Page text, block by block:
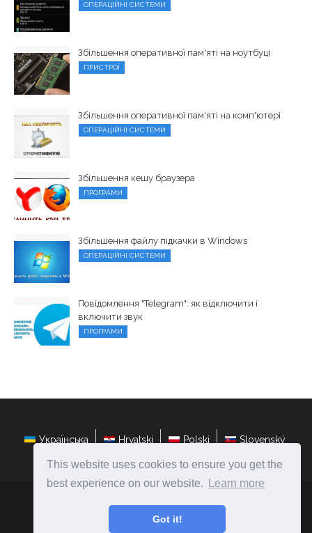
This website uses cookies to ensure you get the
best experience on our website.
Learn more
Got it!
ОПЕРАЦІЙНІ СИСТЕМИ
Збільшення оперативної пам'яті на ноутбуці
ПРИСТРОЇ
Збільшення оперативної пам'яті на комп'ютері
ОПЕРАЦІЙНІ СИСТЕМИ
Збільшення кешу браузера
ПРОГРАМИ
Збільшення файлу підкачки в Windows
ОПЕРАЦІЙНІ СИСТЕМИ
Повідомлення "Telegram": як відключити і
включити звук
ПРОГРАМИ
Українська Hrvatski Polski Slovenský
ateasyday.com Ⓒ2026